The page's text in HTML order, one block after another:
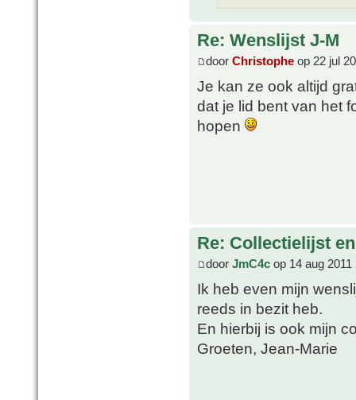
Re: Wenslijst J-M
door Christophe op 22 jul
Je kan ze ook altijd
dat je lid bent van het
hopen
Re: Collectielijst
door JmC4c op 14 aug 2011
Ik heb even mijn
reeds in bezit heb.
En hierbij is ook mijn
Groeten, Jean-Marie